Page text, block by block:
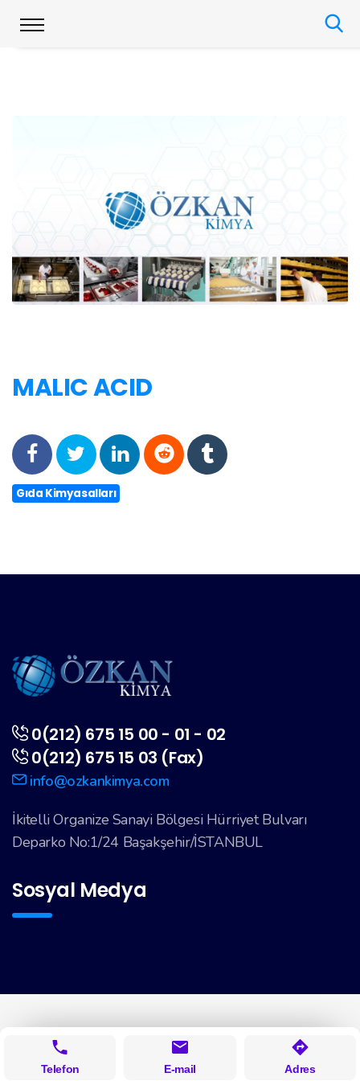
MALIC ACID
Gıda Kimyasalları
0(212) 675 15 00 - 01 - 02
0(212) 675 15 03 (Fax)
info@ozkankimya.com
İkitelli Organize Sanayi Bölgesi Hürriyet Bulvarı
Deparko No:1/24 Başakşehir/İSTANBUL
Sosyal Medya
Telefon E-mail Adres